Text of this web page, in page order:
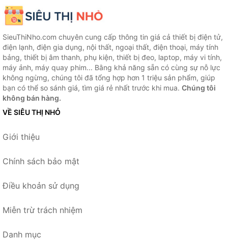
SieuThiNho.com chuyên cung cấp thông tin giá cả thiết bị điện tử,
điện lạnh, điện gia dụng, nội thất, ngoại thất, điện thoại, máy tính
bảng, thiết bị âm thanh, phụ kiện, thiết bị đeo, laptop, máy vi tính,
máy ảnh, máy quay phim... Bằng khả năng sẵn có cùng sự nỗ lực
không ngừng, chúng tôi đã tổng hợp hơn 1 triệu sản phẩm, giúp
bạn có thể so sánh giá, tìm giá rẻ nhất trước khi mua. Chúng tôi
không bán hàng.
VỀ SIÊU THỊ NHỎ
Giới thiệu
Chính sách bảo mật
Điều khoản sử dụng
Miễn trừ trách nhiệm
Danh mục